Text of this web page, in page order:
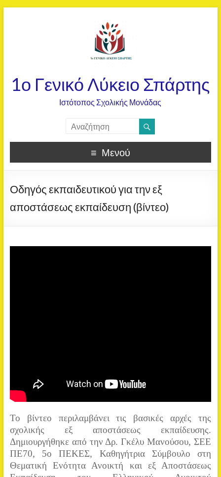
1ο Γενικό Λύκειο Σπάρτης
Ιστότοπος Σχολικής Μονάδας
Μενού
Οδηγός εκπαιδευτικού για την εξ
αποστάσεως εκπαίδευση (βίντεο)
Το βίντεο περιλαμβάνει τις βασικές αρχές της
σχολικής εξ αποστάσεως εκπαίδευσης.
Δημιουργήθηκε από την Δρ. Γκέλυ Μανούσου, ΣΕΕ
ΠΕ70, 5ο ΠΕΚΕΣ, Καθηγήτρια Σύμβουλο στη
Θεματική Ενότητα Ανοικτή και εξ Αποστάσεως